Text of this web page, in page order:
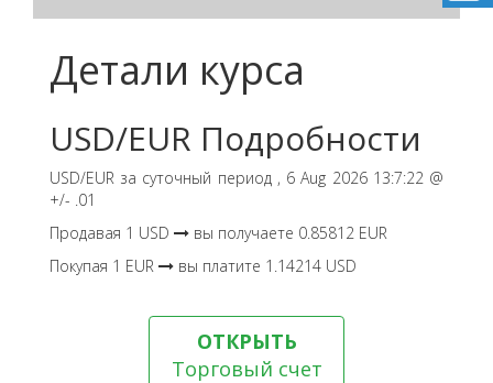
Детали курса
USD/EUR Подробности
USD/EUR за суточный период , 6 Aug 2026 13:7:22@
+/- .01
Продавая 1 USD вы получаете 0.85812 EUR
Покупая 1 EUR вы платите 1.14214 USD
ОТКРЫТЬ
Торговый счет